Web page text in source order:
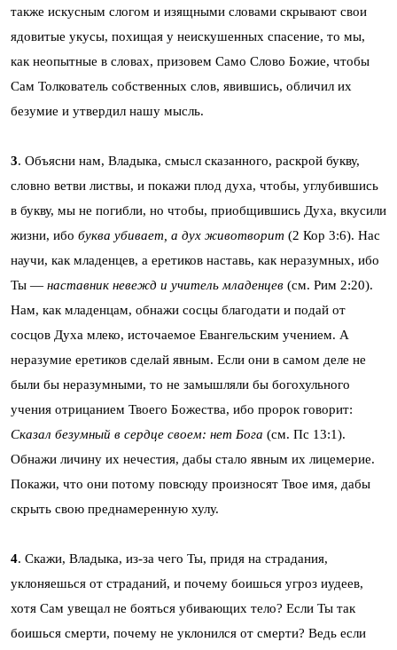
также искусным слогом и изящными словами скрывают свои
ядовитые укусы, похищая у неискушенных спасение, то мы,
как неопытные в словах, призовем Само Слово Божие, чтобы
Сам Толкователь собственных слов, явившись, обличил их
безумие и утвердил нашу мысль.
3. Объясни нам, Владыка, смысл сказанного, раскрой букву,
словно ветви листвы, и покажи плод духа, чтобы, углубившись
в букву, мы не погибли, но чтобы, приобщившись Духа, вкусили
жизни, ибо буква убивает, а дух животворит (2 Кор 3:6). Нас
научи, как младенцев, а еретиков наставь, как неразумных, ибо
Ты — наставник невежд и учитель младенцев (см. Рим 2:20).
Нам, как младенцам, обнажи сосцы благодати и подай от
сосцов Духа млеко, источаемое Евангельским учением. А
неразумие еретиков сделай явным. Если они в самом деле не
были бы неразумными, то не замышляли бы богохульного
учения отрицанием Твоего Божества, ибо пророк говорит:
Сказал безумный в сердце своем: нет Бога (см. Пс 13:1).
Обнажи личину их нечестия, дабы стало явным их лицемерие.
Покажи, что они потому повсюду произносят Твое имя, дабы
скрыть свою преднамеренную хулу.
4. Скажи, Владыка, из-за чего Ты, придя на страдания,
уклоняешься от страданий, и почему боишься угроз иудеев,
хотя Сам увещал не бояться убивающих тело? Если Ты так
боишься смерти, почему не уклонился от смерти? Ведь если